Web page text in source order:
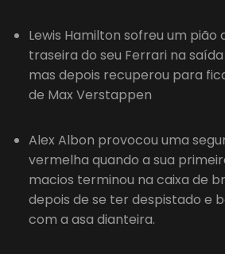
Lewis Hamilton sofreu um pião
traseira do seu Ferrari na
mas depois recuperou para
de Max Verstappen
Alex Albon provocou uma
vermelha quando a sua
macios terminou na caixa de
depois de se ter despistado e
com a asa dianteira.